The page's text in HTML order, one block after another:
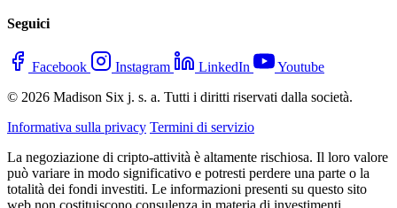
Seguici
Facebook Instagram LinkedIn
Youtube
© 2026 Madison Six j. s. a. Tutti i diritti riservati dalla società.
Informativa sulla privacy Termini di servizio
La negoziazione di cripto-attività è altamente rischiosa. Il loro valore
può variare in modo significativo e potresti perdere una parte o la
totalità dei fondi investiti. Le informazioni presenti su questo sito
web non costituiscono consulenza in materia di investimenti.